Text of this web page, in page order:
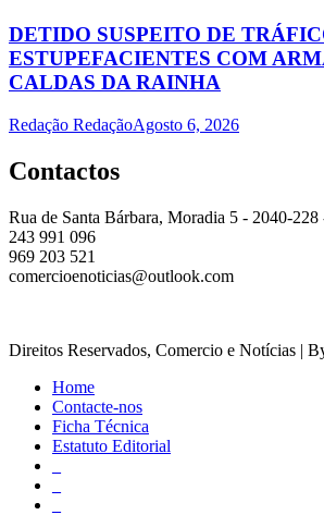
DETIDO SUSPEITO DE
ESTUPEFACIENTES COM
CALDAS DA RAINHA
Redação RedaçãoAgosto 6, 2026
Contactos
Rua de Santa Bárbara, Moradia 5 - 2040-
243 991 096
969 203 521
comercioenoticias@outlook.com
Direitos Reservados, Comercio e Notícias |
Home
Contacte-nos
Ficha Técnica
Estatuto Editorial